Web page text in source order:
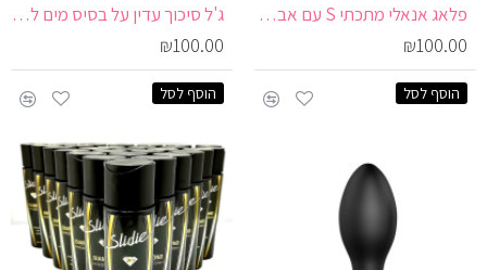
פלאג אנאלי מתכתי S עם אבן צבעונית | Metal Anal Plug S
₪100.00
הוסף לסל
ג'ל סיכוך עדין על בסיס מים לנשים ולתחושת החלקה טבעית | Slide AQUA
₪100.00
הוסף לסל